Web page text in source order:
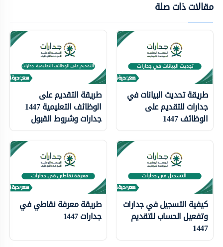
مقالات ذات صلة
طريقة تحديث البيانات في
جدارات للتقديم على
الوظائف 1447
طريقة التقديم على
الوظائف التعليمية 1447
جدارات وشروط القبول
كيفية التسجيل في جدارات
وتفعيل الحساب للتقديم
1447
طريقة معرفة نقاطي في
جدارات 1447